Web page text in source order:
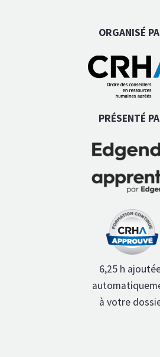
ORGANISÉ
PRÉSENTÉ
6,25 h
à votre